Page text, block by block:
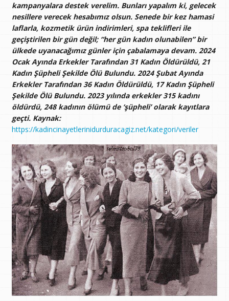
kampanyalara destek verelim. Bunları yapalım ki, gelecek
nesillere verecek hesabımız olsun. Senede bir kez hamasi
laflarla, kozmetik ürün indirimleri, spa teklifleri ile
geçiştirilen bir gün değil; “her gün kadın olunabilen” bir
ülkede uyanacağımız günler için çabalamaya devam. 2024
Ocak Ayında Erkekler Tarafından 31 Kadın Öldürüldü, 21
Kadın Şüpheli Şekilde Ölü Bulundu. 2024 Şubat Ayında
Erkekler Tarafından 36 Kadın Öldürüldü, 17 Kadın Şüpheli
Şekilde Ölü Bulundu. 2023 yılında erkekler 315 kadını
öldürdü, 248 kadının ölümü de ‘şüpheli’ olarak kayıtlara
geçti. Kaynak:
https://kadincinayetlerinidurduracagiz.net/kategori/veriler